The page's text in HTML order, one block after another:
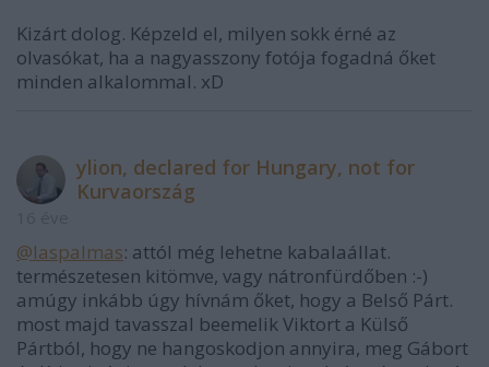
Kizárt dolog. Képzeld el, milyen sokk érné az
olvasókat, ha a nagyasszony fotója fogadná őket
minden alkalommal. xD
ylion, declared for Hungary, not for
Kurvaország
@laspalmas: attól még lehetne kabalaállat.
természetesen kitömve, vagy nátronfürdőben :-)
amúgy inkább úgy hívnám őket, hogy a Belső Párt.
most majd tavasszal beemelik Viktort a Külső
Pártból, hogy ne hangoskodjon annyira, meg Gábort